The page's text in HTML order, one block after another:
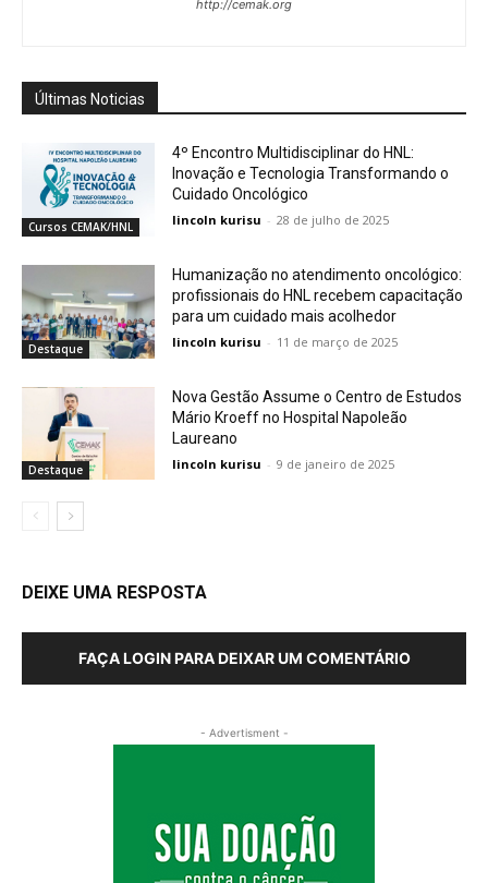
http://cemak.org
Últimas Noticias
Cursos CEMAK/HNL
4º Encontro Multidisciplinar do HNL:
Inovação e Tecnologia Transformando o
Cuidado Oncológico
lincoln kurisu - 28 de julho de 2025
Destaque
Humanização no atendimento oncológico:
profissionais do HNL recebem capacitação
para um cuidado mais acolhedor
lincoln kurisu - 11 de março de 2025
Destaque
Nova Gestão Assume o Centro de Estudos
Mário Kroeff no Hospital Napoleão
Laureano
lincoln kurisu - 9 de janeiro de 2025
DEIXE UMA RESPOSTA
FAÇA LOGIN PARA DEIXAR UM COMENTÁRIO
- Advertisment -